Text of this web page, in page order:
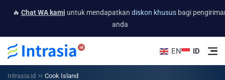
🔥 Chat WA kami untuk mendapatkan diskon khususbagi
anda
EN ID
Intrasia.id Cook Island